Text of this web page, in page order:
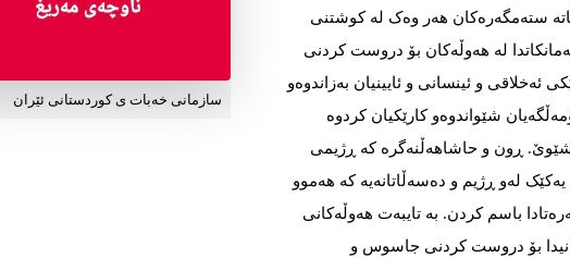
ستەمگەرەکان هەر وەک لە کوشتنی
لە هەوڵەکان بۆ دروست کردنی
و ئینسانی و ئایینیان بەزاندوەو
شێواندوەو کارێکیان کردوە
بشێوێ. ڕون و حاشاهەڵنەگرە که‌‌‌ ڕژیمی
لەو ڕژیم و دەسەڵاتانەیە کە هەموو
باسم کردن. بە تایبەت هەوڵەکانی
بۆ دروست کردنی جاسوس و
سازمانی خەبات ی کوردستانی ئێران